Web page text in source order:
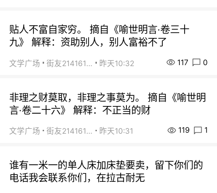
贴人不富自家穷。 摘自《喻世明言·卷三十
九》 解释：资助别人，别人富裕不了
文学广场 街友21416156 昨天10:32 117 0
非理之财莫取，非理之事莫为。 摘自《喻世明
言·卷二十六》 解释：不正当的财
文学广场 街友21416156 昨天10:31 119 1
谁有一米一的单人床加床垫要卖，留下你们的
电话我会联系你们，在拉古耐无